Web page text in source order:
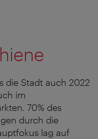
die Stadt auch 2022
im
70% des
durch die
lag auf